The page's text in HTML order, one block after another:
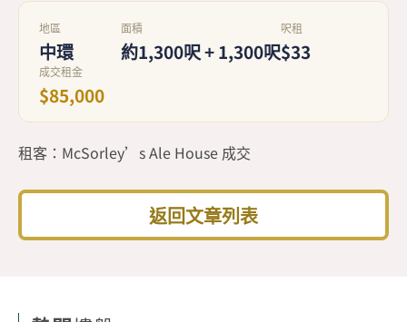
地區
中環
面積
約1,300呎 + 1,300呎
呎租
$33
成交租金
$85,000
租客：McSorley’s Ale House 成交
返回文章列表